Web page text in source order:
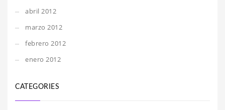
abril 2012
marzo 2012
febrero 2012
enero 2012
CATEGORIES